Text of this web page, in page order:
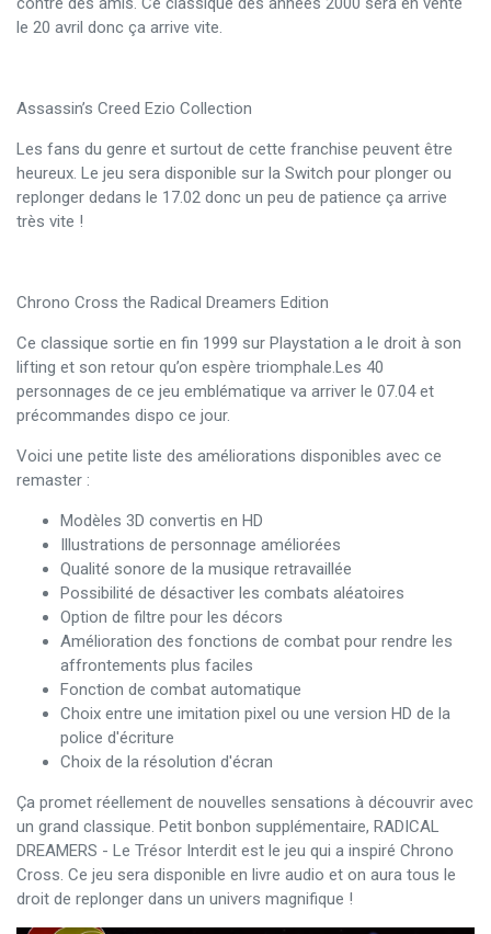
le 20 avril donc ça arrive vite.
Assassin’s Creed Ezio Collection
Les fans du genre et surtout de cette franchise peuvent être
heureux. Le jeu sera disponible sur la Switch pour plonger ou
replonger dedans le 17.02 donc un peu de patience ça arrive
très vite !
Chrono Cross the Radical Dreamers Edition
Ce classique sortie en fin 1999 sur Playstation a le droit à son
lifting et son retour qu’on espère triomphale.Les 40
personnages de ce jeu emblématique va arriver le 07.04 et
précommandes dispo ce jour.
Voici une petite liste des améliorations disponibles avec ce
remaster :
Modèles 3D convertis en HD
Illustrations de personnage améliorées
Qualité sonore de la musique retravaillée
Possibilité de désactiver les combats aléatoires
Option de filtre pour les décors
Amélioration des fonctions de combat pour rendre les
affrontements plus faciles
Fonction de combat automatique
Choix entre une imitation pixel ou une version HD de la
police d'écriture
Choix de la résolution d'écran
Ça promet réellement de nouvelles sensations à découvrir avec
un grand classique. Petit bonbon supplémentaire, RADICAL
DREAMERS - Le Trésor Interdit est le jeu qui a inspiré Chrono
Cross. Ce jeu sera disponible en livre audio et on aura tous le
droit de replonger dans un univers magnifique !